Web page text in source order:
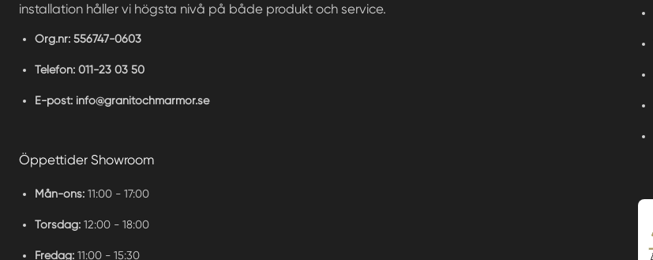
installation håller vi högsta nivå på både produkt och service.
Org.nr: 556747-0603
Telefon: 011-23 03 50
E-post: info@granitochmarmor.se
Öppettider Showroom
Mån-ons: 11:00 - 17:00
Torsdag: 12:00 - 18:00
Fredag: 11:00 - 15:30